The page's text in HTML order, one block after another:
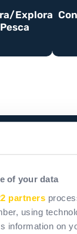
of your data
partners
using
information on
Exploração